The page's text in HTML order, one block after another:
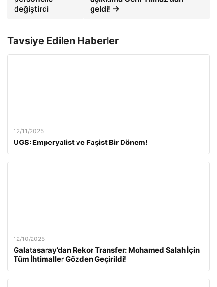
değiştirdi
geldi! →
Tavsiye Edilen Haberler
12/11/2025
UGS: Emperyalist ve Faşist Bir Dönem!
12/10/2025
Galatasaray’dan Rekor Transfer: Mohamed Salah İçin
Tüm İhtimaller Gözden Geçirildi!